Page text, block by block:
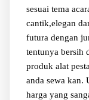
sesuai tema
cantik,elegan
futura dengan
tentunya bersih
produk alat
anda sewa kan.
harga yang